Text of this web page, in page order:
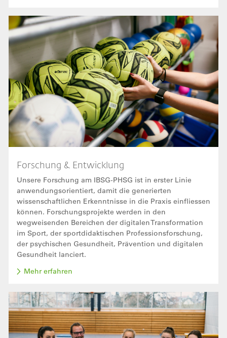
Bild
Forschung & Entwicklung
Unsere Forschung am IBSG-PHSG ist in erster Linie
anwendungsorientiert, damit die generierten
wissenschaftlichen Erkenntnisse in die Praxis einfliessen
können. Forschungsprojekte werden in den
wegweisenden Bereichen der digitalen Transformation
im Sport, der sportdidaktischen Professionsforschung,
der psychischen Gesundheit, Prävention und digitalen
Gesundheit lanciert.
Mehr erfahren
Bild